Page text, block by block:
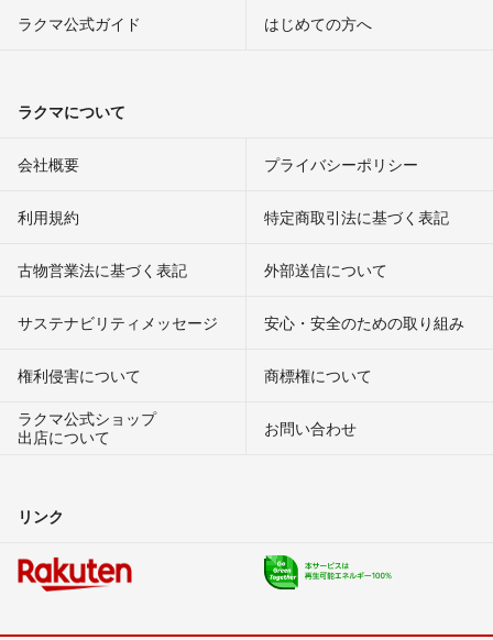
ラクマ公式ガイド はじめての方へ
ラクマについて
会社概要 プライバシーポリシー
利用規約 特定商取引法に基づく表記
古物営業法に基づく表記 外部送信について
サステナビリティメッセージ 安心・安全のための取り組み
権利侵害について
商標権について
ラクマ公式ショップ
出店について
お問い合わせ
リンク